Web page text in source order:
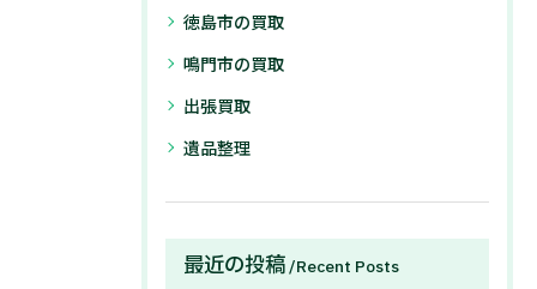
徳島市の買取
鳴門市の買取
出張買取
遺品整理
最近の投稿 Recent Posts